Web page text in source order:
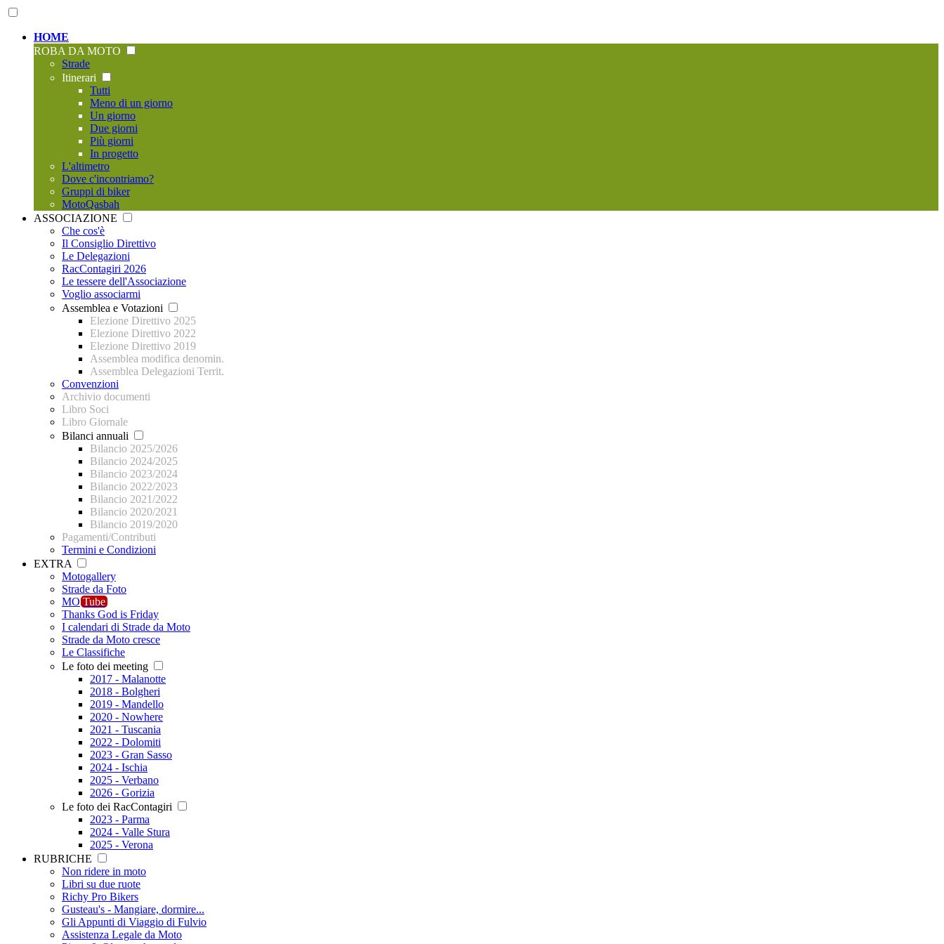
HOME
ROBA DA MOTO
Strade
Itinerari
Tutti
Meno di un giorno
Un giorno
Due giorni
Più giorni
In progetto
L'altimetro
Dove c'incontriamo?
Gruppi di biker
MotoQasbah
ASSOCIAZIONE
Che cos'è
Il Consiglio Direttivo
Le Delegazioni
RacContagiri 2026
Le tessere dell'Associazione
Voglio associarmi
Assemblea e Votazioni
Elezione Direttivo 2025
Elezione Direttivo 2022
Elezione Direttivo 2019
Assemblea modifica denomin.
Assemblea Delegazioni Territ.
Convenzioni
Archivio documenti
Libro Soci
Libro Giornale
Bilanci annuali
Bilancio 2025/2026
Bilancio 2024/2025
Bilancio 2023/2024
Bilancio 2022/2023
Bilancio 2021/2022
Bilancio 2020/2021
Bilancio 2019/2020
Pagamenti/Contributi
Termini e Condizioni
EXTRA
Motogallery
Strade da Foto
MO Tube
Thanks God is Friday
I calendari di Strade da Moto
Strade da Moto cresce
Le Classifiche
Le foto dei meeting
2017 - Malanotte
2018 - Bolgheri
2019 - Mandello
2020 - Nowhere
2021 - Tuscania
2022 - Dolomiti
2023 - Gran Sasso
2024 - Ischia
2025 - Verbano
2026 - Gorizia
Le foto dei RacContagiri
2023 - Parma
2024 - Valle Stura
2025 - Verona
RUBRICHE
Non ridere in moto
Libri su due ruote
Richy Pro Bikers
Gusteau's - Mangiare, dormire...
Gli Appunti di Viaggio di Fulvio
Assistenza Legale da Moto